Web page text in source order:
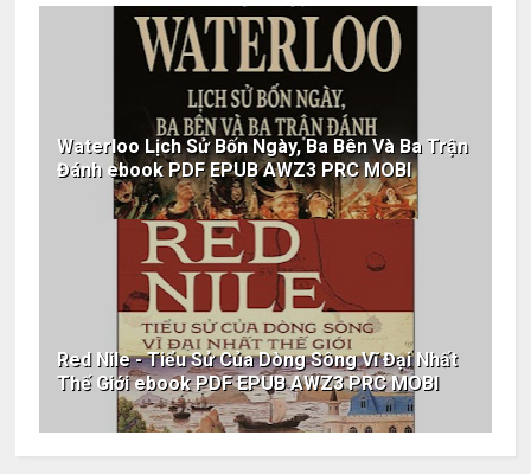
Waterloo Lịch Sử Bốn Ngày, Ba Bên Và Ba Trận
Đánh ebook PDF EPUB AWZ3 PRC MOBI
Red Nile - Tiểu Sử Của Dòng Sông Vĩ Đại Nhất
Thế Giới ebook PDF EPUB AWZ3 PRC MOBI